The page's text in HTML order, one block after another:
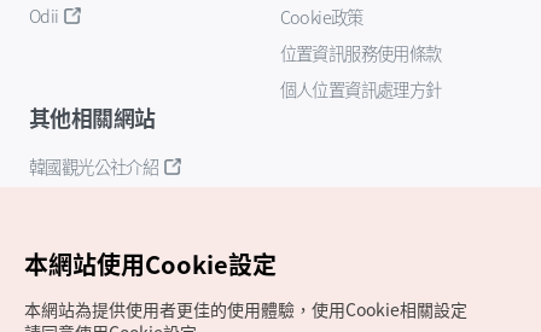
Odii
Cookie政策
位置資訊服務使用條款
個人位置資訊處理方針
其他相關網站
韓國觀光公社介紹
本網站使用Cookie設定
本網站為提供使用者更佳的使用體驗，使用Cookie相關設定